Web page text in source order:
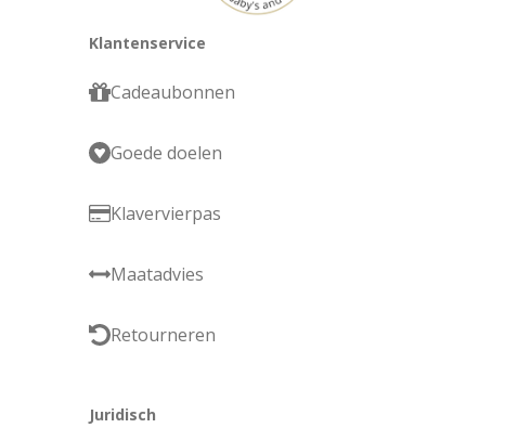
Klantenservice
Cadeaubonnen
Goede doelen
Klavervierpas
Maatadvies
Retourneren
Juridisch